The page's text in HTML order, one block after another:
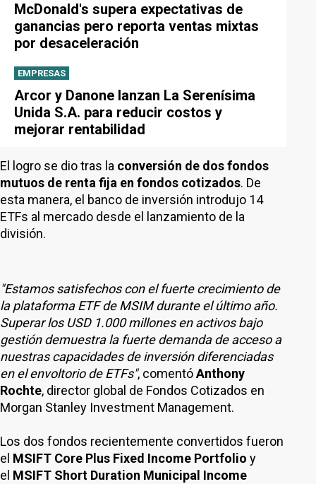
McDonald's supera expectativas de
ganancias pero reporta ventas mixtas
por desaceleración
EMPRESAS
Arcor y Danone lanzan La Serenísima
Unida S.A. para reducir costos y
mejorar rentabilidad
El logro se dio tras la conversión de dos fondos
mutuos de renta fija en fondos cotizados. De
esta manera, el banco de inversión introdujo 14
ETFs al mercado desde el lanzamiento de la
división.
"Estamos satisfechos con el fuerte crecimiento de
la plataforma ETF de MSIM durante el último año.
Superar los USD 1.000 millones en activos bajo
gestión demuestra la fuerte demanda de acceso a
nuestras capacidades de inversión diferenciadas
en el envoltorio de ETFs", comentóAnthony
Rochte, director global de Fondos Cotizados en
Morgan Stanley Investment Management.
Los dos fondos recientemente convertidos fueron
el MSIFT Core Plus Fixed Income Portfolio y
el MSIFT Short Duration Municipal Income